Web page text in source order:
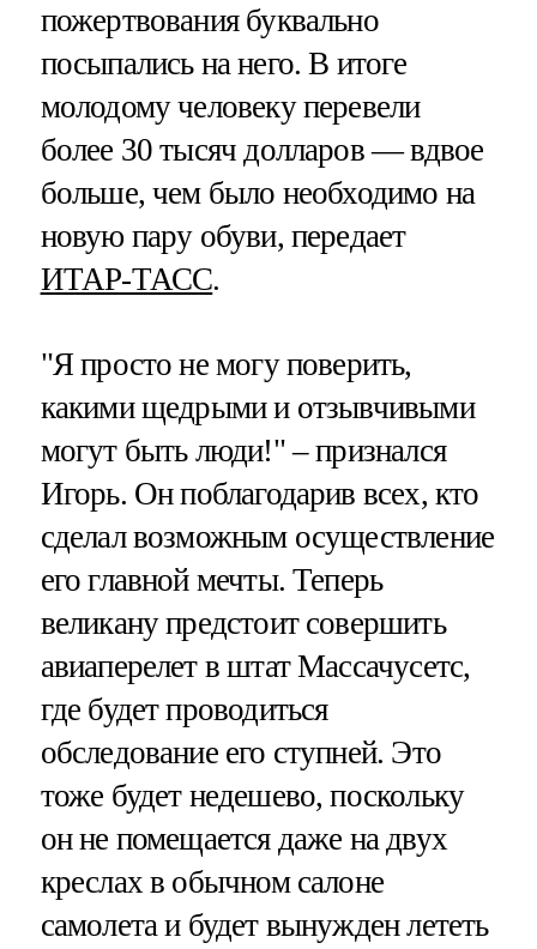
пожертвования буквально
посыпались на него. В итоге
молодому человеку перевели
более 30 тысяч долларов — вдвое
больше, чем было необходимо на
новую пару обуви, передает
ИТАР-ТАСС.
"Я просто не могу поверить,
какими щедрыми и отзывчивыми
могут быть люди!" – признался
Игорь. Он поблагодарив всех, кто
сделал возможным осуществление
его главной мечты. Теперь
великану предстоит совершить
авиаперелет в штат Массачусетс,
где будет проводиться
обследование его ступней. Это
тоже будет недешево, поскольку
он не помещается даже на двух
креслах в обычном салоне
самолета и будет вынужден лететь